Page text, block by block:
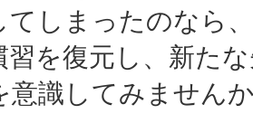
てしまったのなら
習を復元し、新た
意識してみません